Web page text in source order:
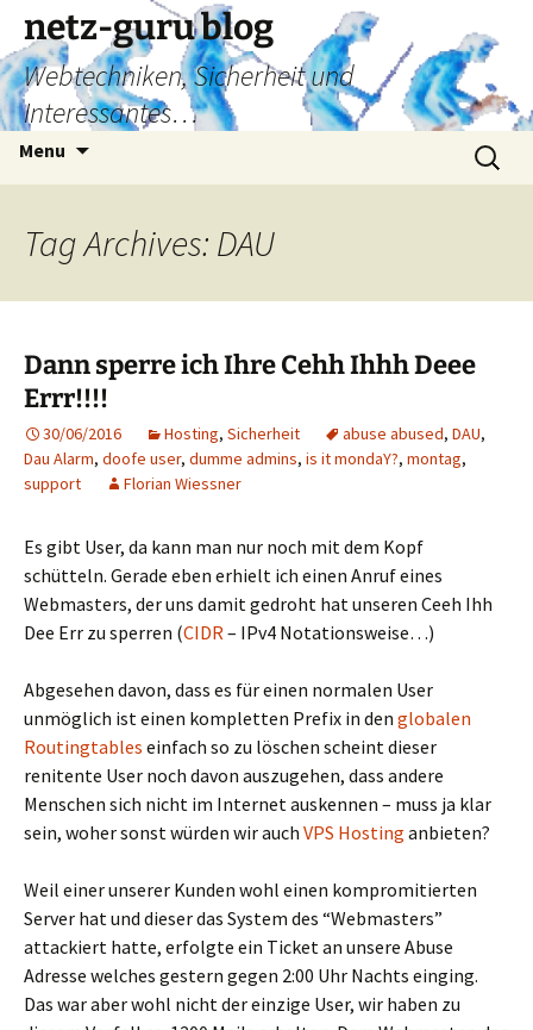
Skip
content
netz-guru blog
Webtechniken, Sicherheit und
Interessantes…
Menu
Search
for:
Tag Archives: DAU
Dann sperre ich Ihre Cehh Ihhh Deee
Errr!!!!
30/06/2016 Hosting, Sicherheit abuse abused, DAU,
Dau Alarm, doofe user, dumme admins, is it mondaY?, montag,
support
Florian Wiessner
Es gibt User, da kann man nur noch mit dem Kopf
schütteln. Gerade eben erhielt ich einen Anruf eines
Webmasters, der uns damit gedroht hat unseren Ceeh Ihh
Dee Err zu sperren (CIDR– IPv4 Notationsweise…)
Abgesehen davon, dass es für einen normalen User
unmöglich ist einen kompletten Prefix in den globalen
Routingtables einfach so zu löschen scheint dieser
renitente User noch davon auszugehen, dass andere
Menschen sich nicht im Internet auskennen – muss ja klar
sein, woher sonst würden wir auch VPS Hosting anbieten?
Weil einer unserer Kunden wohl einen kompromitierten
Server hat und dieser das System des “Webmasters”
attackiert hatte, erfolgte ein Ticket an unsere Abuse
Adresse welches gestern gegen 2:00 Uhr Nachts einging.
Das war aber wohl nicht der einzige User, wir haben zu